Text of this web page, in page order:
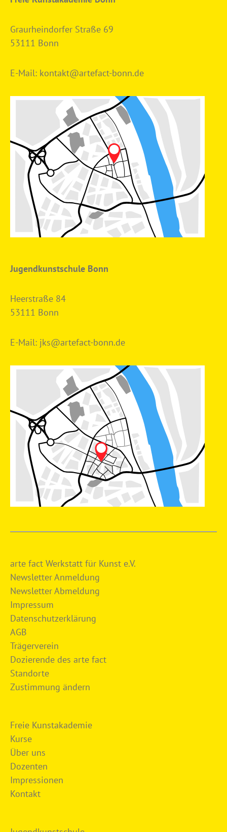
Graurheindorfer Straße 69
53111 Bonn
E-Mail: kontakt@artefact-bonn.de
Jugendkunstschule Bonn
Heerstraße 84
53111 Bonn
E-Mail: jks@artefact-bonn.de
arte fact Werkstatt für Kunst e.V.
Newsletter Anmeldung
Newsletter Abmeldung
Impressum
Datenschutzerklärung
AGB
Trägerverein
Dozierende des arte fact
Standorte
Zustimmung ändern
Freie Kunstakademie
Kurse
Über uns
Dozenten
Impressionen
Kontakt